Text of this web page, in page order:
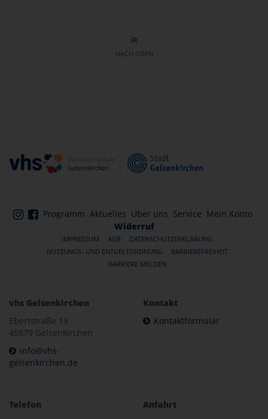
NACH OBEN
Programm Aktuelles Über uns Service Mein Konto
Widerruf
IMPRESSUM AGB
DATENSCHUTZERKLÄRUNG
NUTZUNGS- UND ENTGELTORDNUNG
BARRIEREFREIHEIT
BARRIERE MELDEN
vhs Gelsenkirchen
Ebertstraße 19
45879 Gelsenkirchen
info@vhs-
gelsenkirchen.de
Kontakt
Kontaktformular
Telefon
Anfahrt